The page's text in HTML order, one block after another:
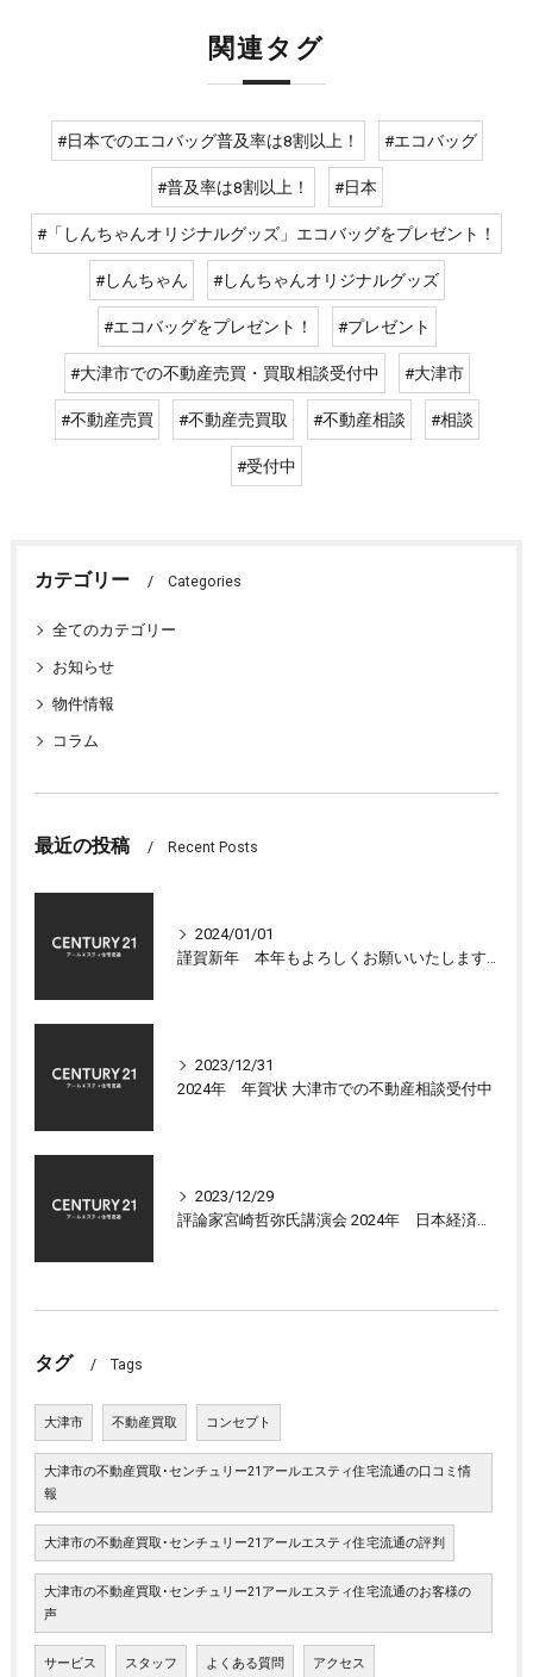
関連タグ
#日本でのエコバッグ普及率は8割以上！ #エコバッグ
#普及率は8割以上！ #日本
#「しんちゃんオリジナルグッズ」エコバッグをプレゼント！
#しんちゃん #しんちゃんオリジナルグッズ
#エコバッグをプレゼント！ #プレゼント
#大津市での不動産売買・買取相談受付中 #大津市
#不動産売買 #不動産売買取 #不動産相談 #相談
#受付中
カテゴリー Categories
全てのカテゴリー
お知らせ
物件情報
コラム
最近の投稿 Recent Posts
2024/01/01
2023/12/31
2024年 年賀状 大津市での不動産相談受付中
2023/12/29
タグ Tags
大津市 不動産買取 コンセプト
大津市の不動産買取･センチュリー21アールエスティ住宅流通の口コミ情
報
大津市の不動産買取･センチュリー21アールエスティ住宅流通の評判
大津市の不動産買取･センチュリー21アールエスティ住宅流通のお客様の
声
サービス スタッフ よくある質問 アクセス